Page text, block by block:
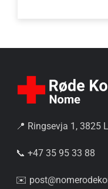
📍 Ringsevja 1, 3825
📞 +47 35 95 33 88
✉️